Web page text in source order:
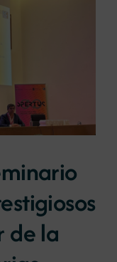
de la